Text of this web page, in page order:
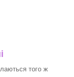
того ж